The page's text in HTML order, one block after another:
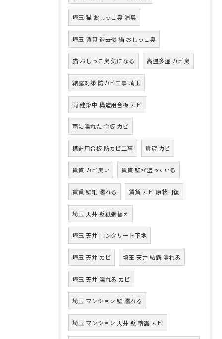
埼玉 猫 おしっこ臭 消臭
埼玉 賃貸 退去後 猫 おしっこ臭
猫 おしっこ臭 気になる 高温多湿 カビ臭
結露対策 防カビ工事 埼玉
雨 建築中 構造用合板 カビ
雨に濡れた 合板 カビ
構造用合板 防カビ工事 賃貸 カビ
賃貸 カビ臭い 賃貸 壁が湿っている
賃貸 壁紙 濡れる 賃貸 カビ 原状回復
埼玉 天井 壁紙張替え
埼玉 天井 コンクリート下地
埼玉 天井 カビ 埼玉 天井 結露 濡れる
埼玉 天井 濡れる カビ
埼玉 マンション 壁 濡れる
埼玉 マンション 天井 壁 結露 カビ